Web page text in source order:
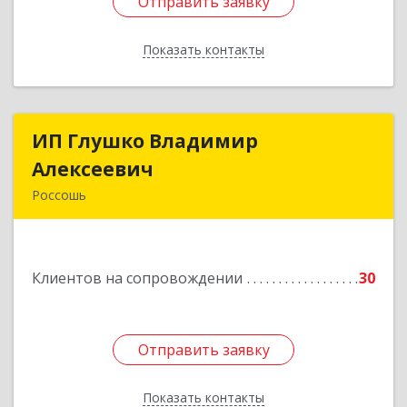
Показать контакты
Назад
ИП Глушко Владимир
Алексеевич
Россошь
Клиентов на сопровождении 30
Отправить заявку
Показать контакты
ИП Глушко Владимир
Подробнее
Отправить заявку
Назад